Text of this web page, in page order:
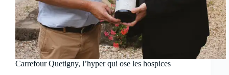
Carrefour Quetigny, l’hyper qui ose les hospices